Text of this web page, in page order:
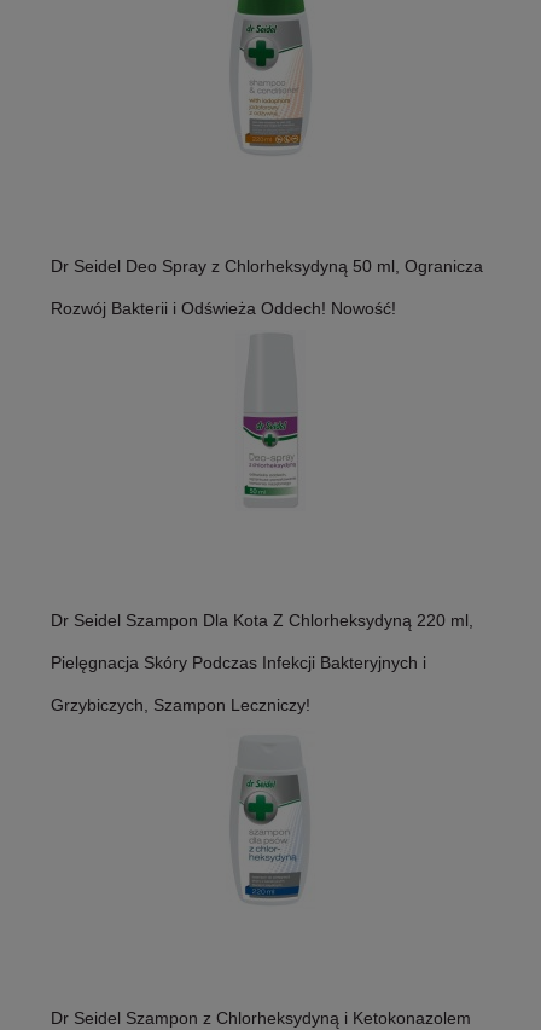
Dr Seidel Deo Spray z Chlorheksydyną 50 ml, Ogranicza
Rozwój Bakterii i Odświeża Oddech! Nowość!
Dr Seidel Szampon Dla Kota Z Chlorheksydyną 220 ml,
Pielęgnacja Skóry Podczas Infekcji Bakteryjnych i
Grzybiczych, Szampon Leczniczy!
Dr Seidel Szampon z Chlorheksydyną i Ketokonazolem